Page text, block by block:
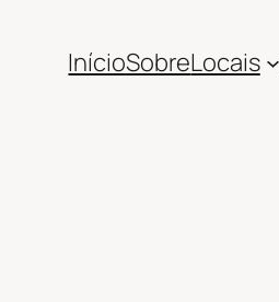
InícioSobreLocais